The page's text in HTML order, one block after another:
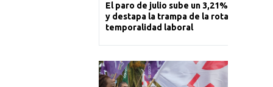
El paro de julio sube un 3,21% en La
y destapa la trampa de la rotación y la
temporalidad laboral